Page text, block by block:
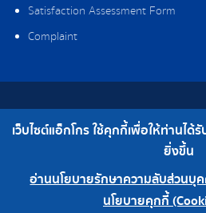
Satisfaction Assessment Form
Complaint
Copyright © 2019 Ag-gro (Thailand)
Telephone : 0-2308-2102 |
เว็บไซต์แอ็กโกร ใช้คุกกี้เพื่อให้ท่านไ
ยิ่งขึ้น
อ่านนโยบายรักษาความลับส่วนบุ
นโยบายคุกกี้
0-2308-
Factory 0-2324-